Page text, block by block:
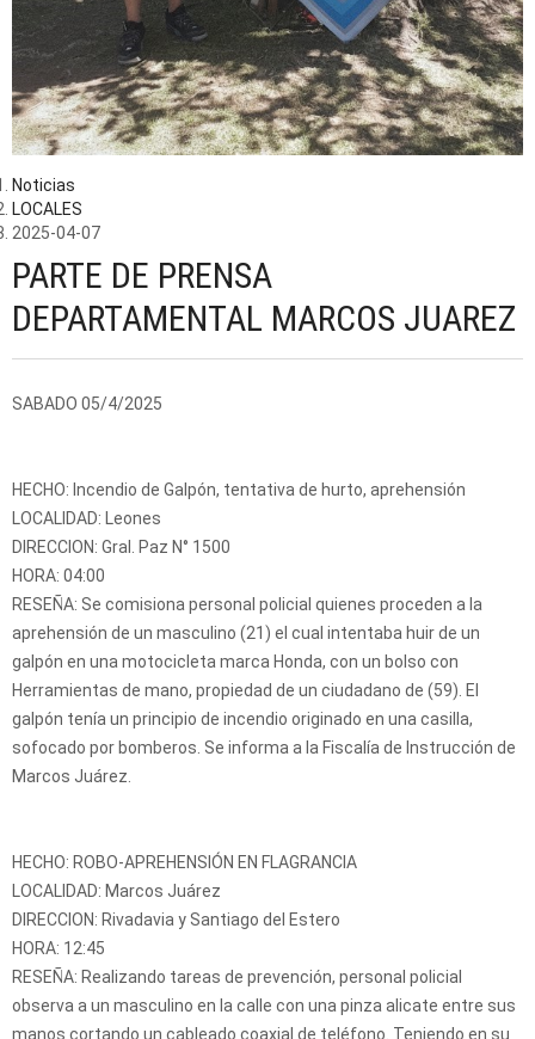
Noticias
LOCALES
2025-04-07
PARTE DE PRENSA
DEPARTAMENTAL MARCOS JUAREZ
SABADO 05/4/2025
HECHO: Incendio de Galpón, tentativa de hurto, aprehensión
LOCALIDAD: Leones
DIRECCION: Gral. Paz N° 1500
HORA: 04:00
RESEÑA: Se comisiona personal policial quienes proceden a la
aprehensión de un masculino (21) el cual intentaba huir de un
galpón en una motocicleta marca Honda, con un bolso con
Herramientas de mano, propiedad de un ciudadano de (59). El
galpón tenía un principio de incendio originado en una casilla,
sofocado por bomberos. Se informa a la Fiscalía de Instrucción de
Marcos Juárez.
HECHO: ROBO-APREHENSIÓN EN FLAGRANCIA
LOCALIDAD: Marcos Juárez
DIRECCION: Rivadavia y Santiago del Estero
HORA: 12:45
RESEÑA: Realizando tareas de prevención, personal policial
observa a un masculino en la calle con una pinza alicate entre sus
manos cortando un cableado coaxial de teléfono. Teniendo en su